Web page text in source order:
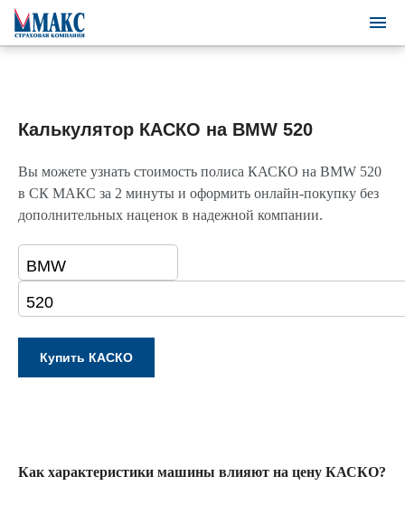
Калькулятор КАСКО на BMW 520
Вы можете узнать стоимость полиса КАСКО на BMW 520
в СК МАКС за 2 минуты и оформить онлайн-покупку без
дополнительных наценок в надежной компании.
Как характеристики машины влияют на цену КАСКО?